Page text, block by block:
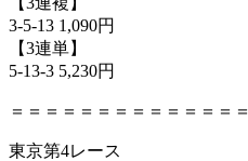
3-5-13 1,090円
【3連単】
5-13-3 5,230円
＝＝＝＝＝＝＝＝＝＝＝＝＝＝
東京第4レース